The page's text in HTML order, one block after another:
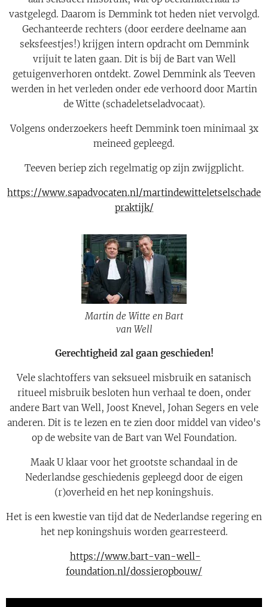
vastgelegd. Daarom is Demmink tot heden niet vervolgd.
Gechanteerde rechters (door eerdere deelname aan
seksfeestjes!) krijgen intern opdracht om Demmink
vrijuit te laten gaan. Dit is bij de Bart van Well
getuigenverhoren ontdekt. Zowel Demmink als Teeven
werden in het verleden onder ede verhoord door Martin
de Witte (schadeletseladvocaat).
Volgens onderzoekers heeft Demmink toen minimaal 3x
meineed gepleegd.
Teeven beriep zich regelmatig op zijn zwijgplicht.
https://www.sapadvocaten.nl/martindewitteletselschade
praktijk/
Martin de Witte en Bart
van Well
Gerechtigheid zal gaan geschieden!
Vele slachtoffers van seksueel misbruik en satanisch
ritueel misbruik besloten hun verhaal te doen, onder
andere Bart van Well, Joost Knevel, Johan Segers en vele
anderen. Dit is te lezen en te zien door middel van video's
op de website van de Bart van Wel Foundation.
Maak U klaar voor het grootste schandaal in de
Nederlandse geschiedenis gepleegd door de eigen
(r)overheid en het nep koningshuis.
Het is een kwestie van tijd dat de Nederlandse regering en
het nep koningshuis worden gearresteerd.
https://www.bart-van-well-
foundation.nl/dossieropbouw/